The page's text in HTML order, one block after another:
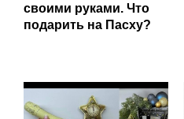
своими руками. Что
подарить на Пасху?